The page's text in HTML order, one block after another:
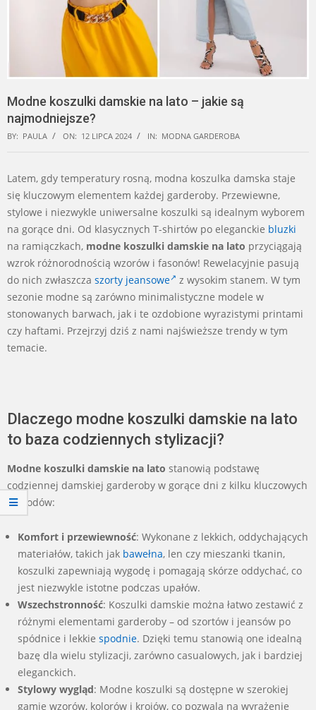
Modne koszulki damskie na lato – jakie są
najmodniejsze?
BY: PAULA ON: 12 LIPCA 2024 IN: MODNA GARDEROBA
Latem, gdy temperatury rosną, modna koszulka damska staje
się kluczowym elementem każdej garderoby. Przewiewne,
stylowe i niezwykle uniwersalne koszulki są idealnym wyborem
na gorące dni. Od klasycznych T-shirtów po eleganckie bluzki
na ramiączkach, modne koszulki damskie na lato przyciągają
wzrok różnorodnością wzorów i fasonów! Rewelacyjnie pasują
do nich zwłaszcza szorty jeansowe
z wysokim stanem. W tym
sezonie modne są zarówno minimalistyczne modele w
stonowanych barwach, jak i te ozdobione wyrazistymi printami
czy haftami. Przejrzyj dziś z nami najświeższe trendy w tym
temacie.
Dlaczego modne koszulki damskie na lato
to baza codziennych stylizacji?
Modne koszulki damskie na lato stanowią podstawę
codziennej damskiej garderoby w gorące dni z kilku kluczowych
powodów:
Komfort i przewiewność: Wykonane z lekkich, oddychających
materiałów, takich jak bawełna, len czy mieszanki tkanin,
koszulki zapewniają wygodę i pomagają skórze oddychać, co
jest niezwykle istotne podczas upałów.
Wszechstronność: Koszulki damskie można łatwo zestawić z
różnymi elementami garderoby – od szortów i jeansów po
spódnice i lekkie spodnie. Dzięki temu stanowią one idealną
bazę dla wielu stylizacji, zarówno casualowych, jak i bardziej
eleganckich.
Stylowy wygląd: Modne koszulki są dostępne w szerokiej
gamie wzorów, kolorów i krojów, co pozwala na wyrażenie